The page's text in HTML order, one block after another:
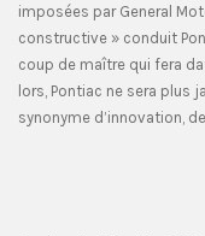
imposées par General
constructive » conduit
coup de maître qui fera
lors, Pontiac ne sera plus
synonyme d’innovation,